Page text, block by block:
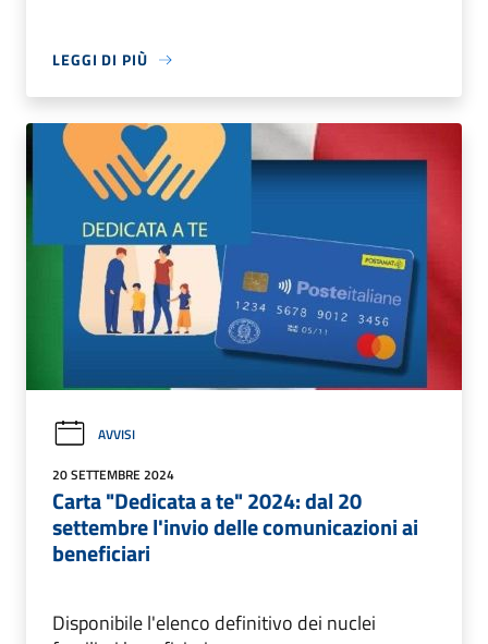
LEGGI DI PIÙ
AVVISI
20 SETTEMBRE 2024
Carta "Dedicata a te" 2024: dal 20
settembre l'invio delle comunicazioni ai
beneficiari
Disponibile l'elenco definitivo dei nuclei